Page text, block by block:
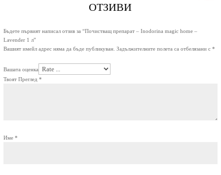
ОТЗИВИ
Бъдете първият написал отзив за “Почистващ препарат – Inodorina magic home –
Lavender 1 л”
Вашият имейл адрес няма да бъде публикуван. Задължителните полета са отбелязани с *
Вашата оценка
Твоят Преглед *
Име *